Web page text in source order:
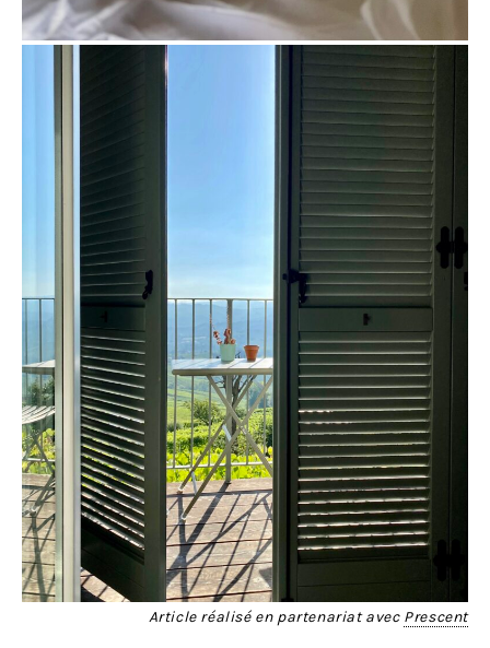
Article réalisé en partenariat avec Prescent